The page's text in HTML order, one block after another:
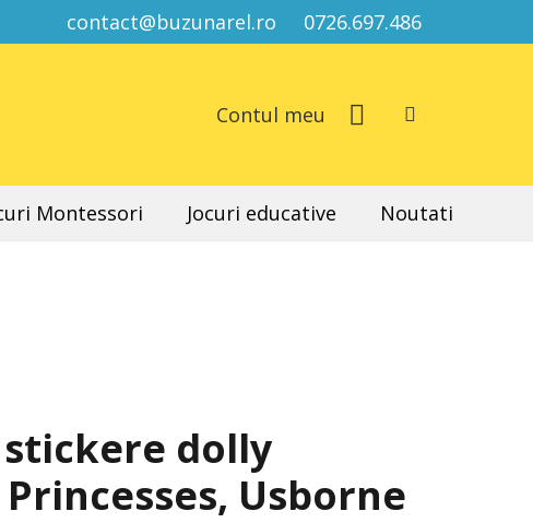
contact@buzunarel.ro 0726.697.486
Contul meu
Montessori Jocuri educative Noutati
dolly
Usborne